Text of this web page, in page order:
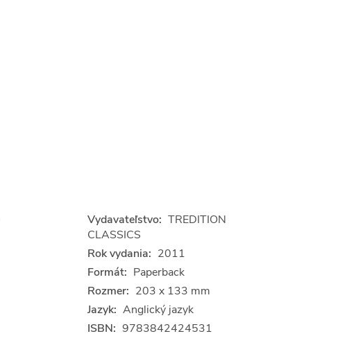
Vydavateľstvo: TREDITION
CLASSICS
Rok vydania: 2011
Formát: Paperback
Rozmer: 203 x 133 mm
Jazyk: Anglický jazyk
ISBN: 9783842424531